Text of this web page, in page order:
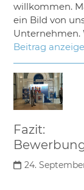
willkommen.
ein Bild von
Unternehmen.
Beitrag
Fazit:
24.